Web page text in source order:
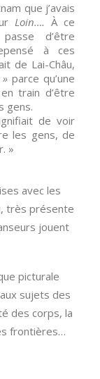
que j’avais
Loin…. À ce
d’être
à ces
de Lai-Châu,
parce qu’une
train d’être
gens.
de voir
les gens, de
»
avec les
très présente
jouent
picturale
sujets des
des corps, la
frontières…